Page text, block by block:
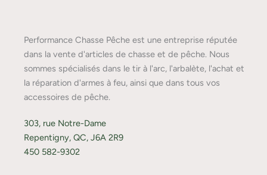
Performance Chasse Pêche est une entreprise réputée
dans la vente d'articles de chasse et de pêche. Nous
sommes spécialisés dans le tir à l'arc, l'arbalète, l'achat et
la réparation d'armes à feu, ainsi que dans tous vos
accessoires de pêche.
303, rue Notre-Dame
Repentigny, QC, J6A 2R9
450 582-9302